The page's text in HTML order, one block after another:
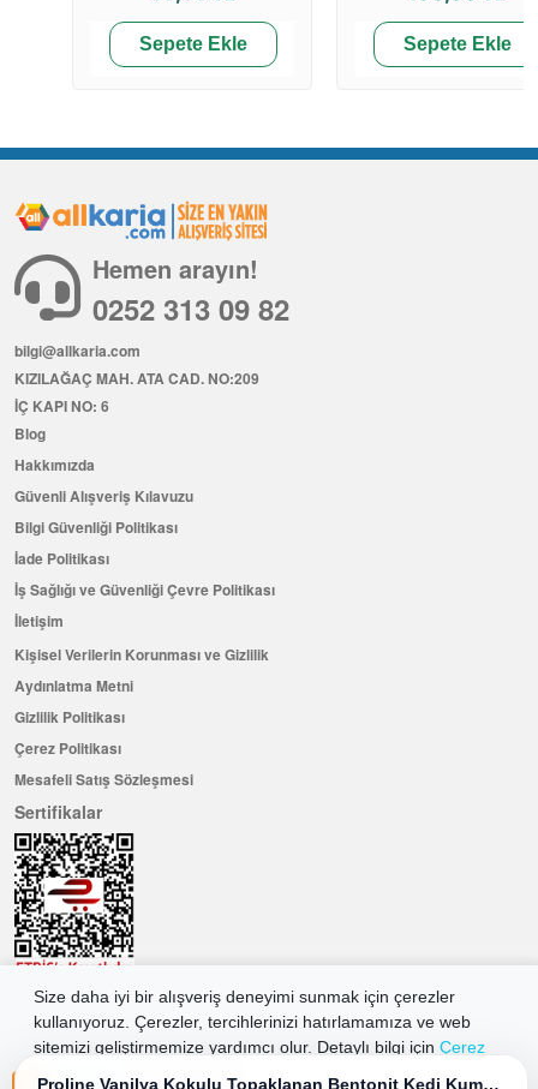
Sepete Ekle Sepete Ekle
Proline Vanilya Kokulu Topaklanan Bentonit Kedi Kumu İnce 10 Lt
Size daha iyi bir alışveriş deneyimi sunmak için çerezler
kullanıyoruz. Çerezler, tercihlerinizi hatırlamamıza ve web
sitemizi geliştirmemize yardımcı olur. Detaylı bilgi için Çerez
Hemen arayın!
0252 313 09 82
bilgi@allkaria.com
KIZILAĞAÇ MAH. ATA CAD. NO:209
İÇ KAPI NO: 6
Blog
Hakkımızda
Güvenli Alışveriş Kılavuzu
Bilgi Güvenliği Politikası
İade Politikası
İş Sağlığı ve Güvenliği Çevre Politikası
İletişim
Kişisel Verilerin Korunması ve Gizlilik
Aydınlatma Metni
Gizlilik Politikası
Çerez Politikası
Mesafeli Satış Sözleşmesi
Sertifikalar
Hemen Üye Olun ...ve 100 ₺ değerinde indirim kuponu kazanın
Üye Ol